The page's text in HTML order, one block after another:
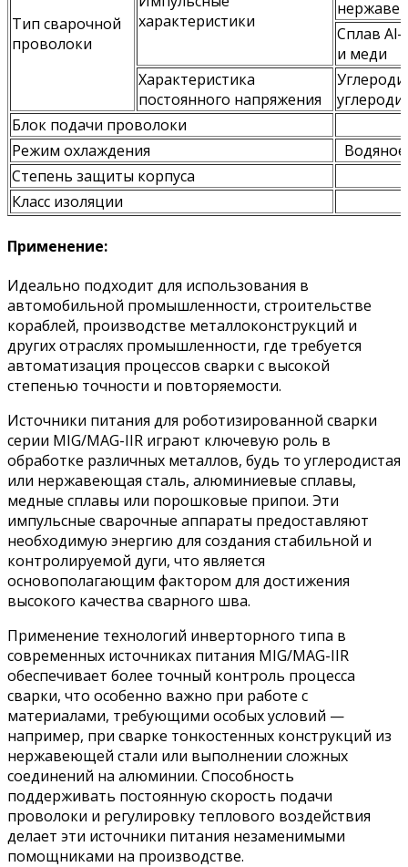
Тип сварочной
проволоки
характеристики
Сплав Al-
и меди
Характеристика
постоянного напряжения
Блок подачи проволоки
Режим охлаждения
Степень защиты корпуса
Класс изоляции
Применение:
Идеально подходит для использования в
автомобильной промышленности, строительстве
кораблей, производстве металлоконструкций и
других отраслях промышленности, где требуется
автоматизация процессов сварки с высокой
степенью точности и повторяемости.
Источники питания для роботизированной сварки
серии MIG/MAG-IIR играют ключевую роль в
обработке различных металлов, будь то углеродистая
или нержавеющая сталь, алюминиевые сплавы,
медные сплавы или порошковые припои. Эти
импульсные сварочные аппараты предоставляют
необходимую энергию для создания стабильной и
контролируемой дуги, что является
основополагающим фактором для достижения
высокого качества сварного шва.
Применение технологий инверторного типа в
современных источниках питания MIG/MAG-IIR
обеспечивает более точный контроль процесса
сварки, что особенно важно при работе с
материалами, требующими особых условий —
например, при сварке тонкостенных конструкций из
нержавеющей стали или выполнении сложных
соединений на алюминии. Способность
поддерживать постоянную скорость подачи
проволоки и регулировку теплового воздействия
делает эти источники питания незаменимыми
помощниками на производстве.